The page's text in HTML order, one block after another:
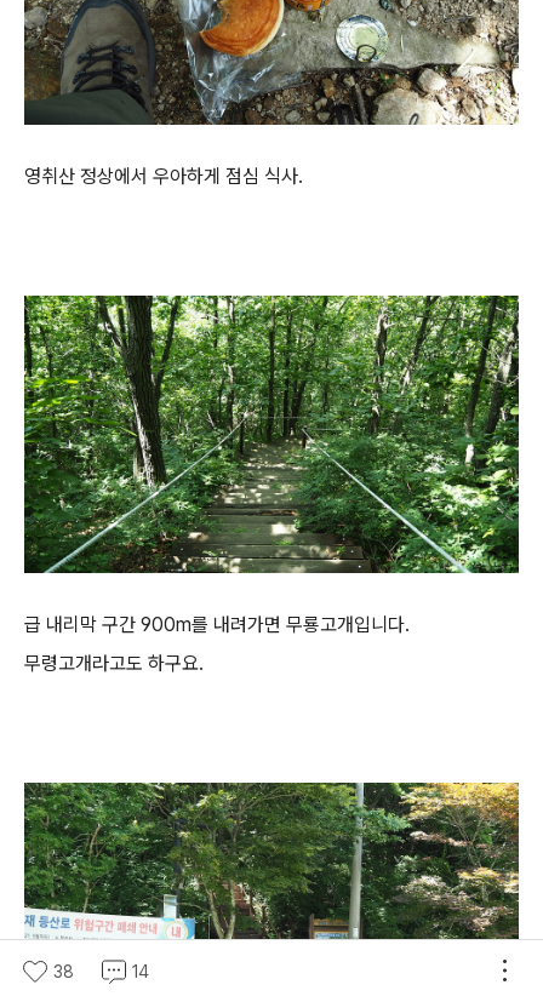
영취산 정상에서 우아하게 점심 식사.
급 내리막 구간 900m를 내려가면 무룡고개입니다.
무령고개라고도 하구요.
38 14